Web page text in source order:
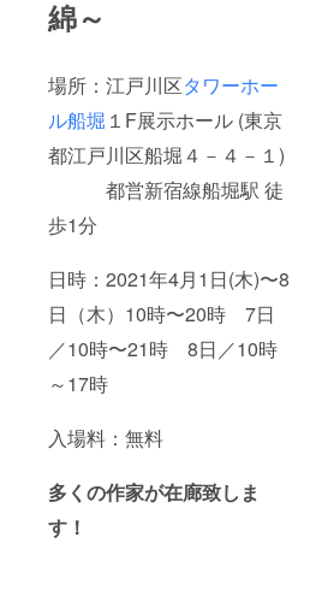
綿～
場所：江戸川区タワーホー
ル船堀 １F展示ホール (東京
都江戸川区船堀４－４－１)
都営新宿線船堀駅 徒
歩1分
日時：2021年4月1日(木)〜8
日（木）10時〜20時 7日
／10時〜21時 8日／10時
～17時
入場料：無料
多くの作家が在廊致しま
す！